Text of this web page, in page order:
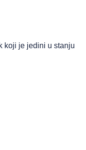
koji je jedini u stanju